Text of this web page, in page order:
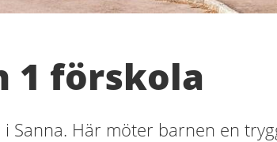
1 förskola
Sanna. Här möter barnen en